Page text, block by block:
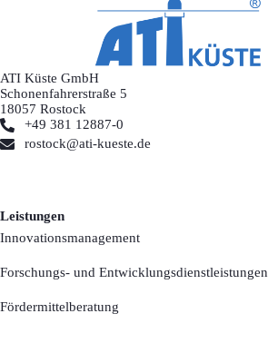
ATI Küste GmbH
Schonenfahrerstraße 5
18057 Rostock
+49 381 12887-0
rostock@ati-kueste.de
Leistungen
Innovationsmanagement
Forschungs- und Entwicklungsdienstleistungen
Fördermittelberatung